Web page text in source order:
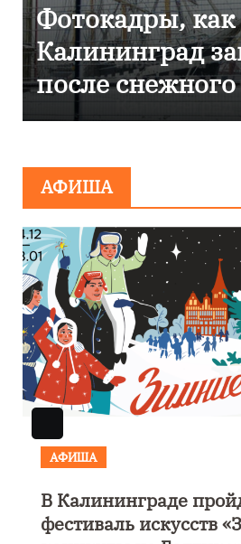
Фоторепортаж
Калининграде
эвакуировали
сообщения о
АФИША
АФИША
В Калининграде
фестиваль искусств